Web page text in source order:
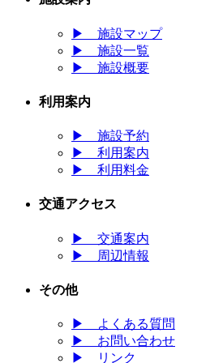
▶ 施設マップ
▶ 施設一覧
▶ 施設概要
利用案内
▶ 施設予約
▶ 利用案内
▶ 利用料金
交通アクセス
▶ 交通案内
▶
周辺情報
その他
▶
よくある質問
▶ お問い合わせ
▶
リンク